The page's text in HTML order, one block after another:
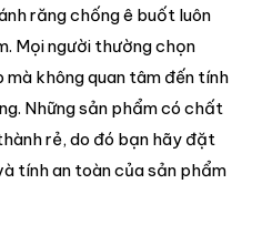
răng chống ê buốt luôn
Mọi người thường chọn
không quan tâm đến tính
Những sản phẩm có chất
rẻ, do đó bạn hãy đặt
tính an toàn của sản phẩm